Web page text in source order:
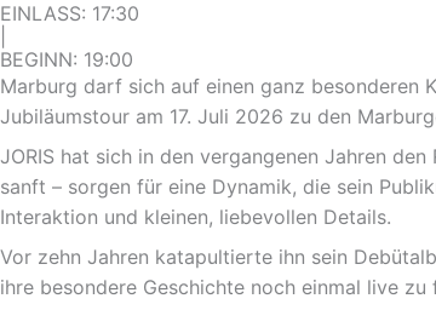
EINLASS: 17:30
BEGINN: 19:00
Marburg darf sich auf einen ganz besonderen
Jubiläumstour am 17. Juli 2026 zu den
JORIS hat sich in den vergangenen Jahren
sanft – sorgen für eine Dynamik, die sein
Interaktion und kleinen, liebevollen Details.
Vor zehn Jahren katapultierte ihn sein
ihre besondere Geschichte noch einmal live